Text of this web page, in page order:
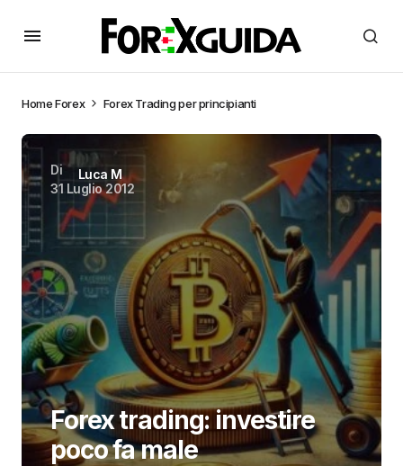
HomeForex Forex Trading per principianti
Di
Luca M
31 Luglio 2012
Forex trading: investire
poco fa male